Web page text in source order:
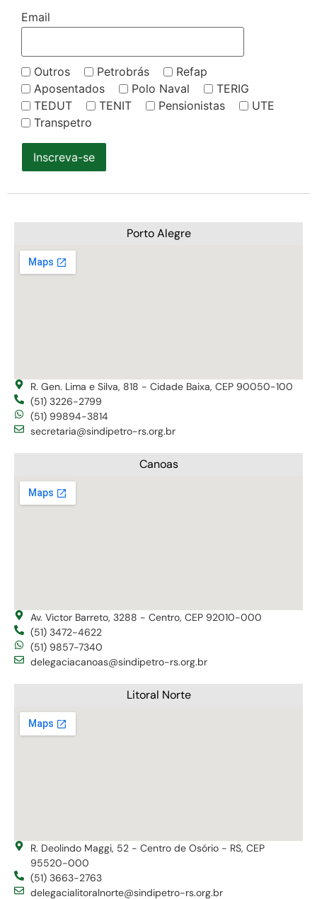
Email
Outros Petrobrás
Refap
Aposentados
Polo Naval
TERIG
TEDUT
TENIT Pensionistas
UTE
Transpetro
Inscreva-se
Porto Alegre
R. Gen. Lima e Silva, 818 - Cidade Baixa, CEP 90050-100
(51) 3226-2799
(51) 99894-3814
secretaria@sindipetro-rs.org.br
Canoas
Av. Victor Barreto, 3288 - Centro, CEP 92010-000
(51) 3472-4622
(51) 9857-7340
delegaciacanoas@sindipetro-rs.org.br
Litoral Norte
R. Deolindo Maggi, 52 - Centro de Osório - RS, CEP
95520-000
(51) 3663-2763
delegacialitoralnorte@sindipetro-rs.org.br